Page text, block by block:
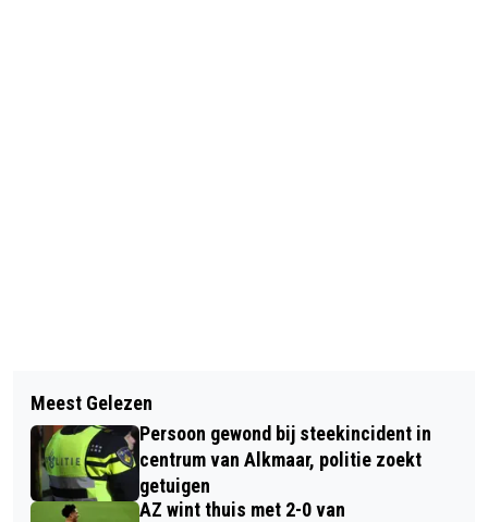
INSCHRIJVING SUBARU BEACH
BATTLE / NK STRANDRACE WIJK AAN
ZEE VAN START
GRAFMONUMENTEN IN
VERSCHILLENDE STIJLEN EN VAN
EIGENTIJDSE MATERIALEN
Meest Gelezen
Persoon gewond bij steekincident in
centrum van Alkmaar, politie zoekt
getuigen
AZ wint thuis met 2-0 van